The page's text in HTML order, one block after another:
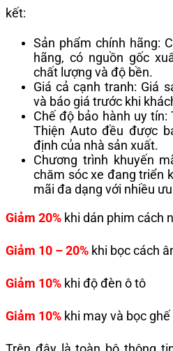
kết:
Sản phẩm chính hãng:
hãng, có nguồn gốc
chất lượng và độ bền.
Giá cả cạnh tranh: Giá
và báo giá trước khi
Chế độ bảo hành uy
Thiện Auto đều được
định của nhà sản xuất.
Chương trình khuyến
chăm sóc xe đang triển
mãi đa dạng với nhiều
Giảm 20% khi dán phim cách
Giảm 10 – 20% khi bọc cách
Giảm 10% khi độ đèn ô tô
Giảm 10% khi may và bọc